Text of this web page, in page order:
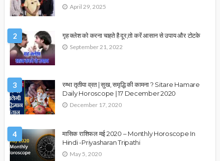
April 29, 2025
2 गृह क्लेश को करना चाहते है दूर,तो करें आसान से उपाय और टोटके
September 21, 2022
3
रम्भा तृतीया व्रत | सुख, समृद्धि की कामना ? Sitare Hamare
Daily Horoscope | 17 December 2020
December 17, 2020
4
मासिक राशिफल मई 2020 – Monthly Horoscope In
Hindi -Priyasharan Tripathi
May 5, 2020